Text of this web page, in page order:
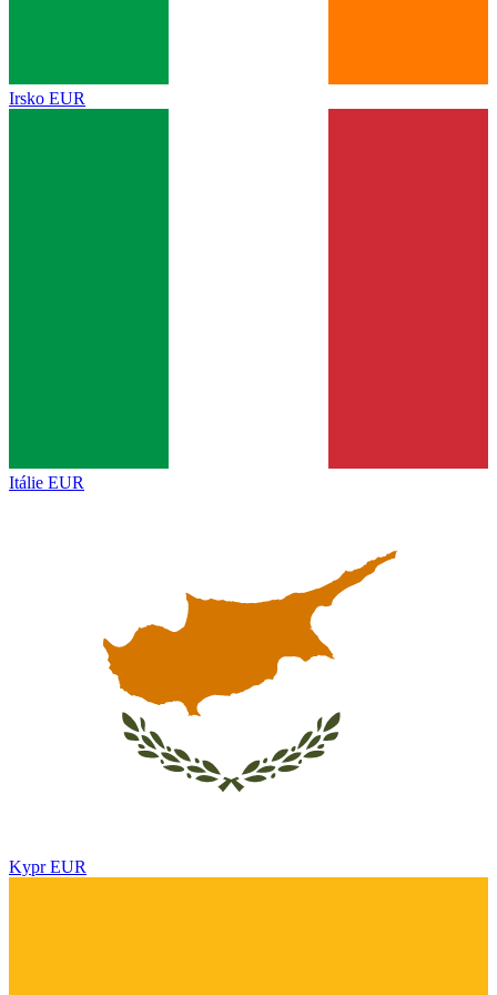
Irsko EUR
Itálie EUR
Kypr EUR